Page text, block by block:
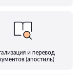
и перевод
(апостиль)